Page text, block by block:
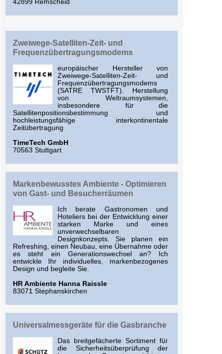
42899 Remscheid
Zweiwege-Satelliten-Zeit- und
Frequenzübertragungsmodems
europäischer Hersteller von
Zweiwege-Satelliten-Zeit- und
Frequenzübertragungsmodems
(SATRE TWSTFT). Herstellung
von Weltraumsystemen,
insbesondere für die
Satellitenpositionsbestimmung und
hochleistungsfähige interkontinentale
Zeitübertragung
TimeTech GmbH
70563 Stuttgart
Markenbewusstes Ambiente - Optimieren
von Gast- und Besucherräumen
Ich berate Gastronomen und
Hoteliers bei der Entwicklung einer
starken Marke und eines
unverwechselbaren
Designkonzepts. Sie planen ein
Refreshing, einen Neubau, eine Übernahme oder
es steht ein Generationswechsel an? Ich
entwickle Ihr individuelles, markenbezogenes
Design und begleite Sie.
HR Ambiente Hanna Raissle
83071 Stephanskirchen
Universalmessgeräte für die Gasbranche
Das breitgefächerte Sortiment für
die Sicherheitsüberprüfung der